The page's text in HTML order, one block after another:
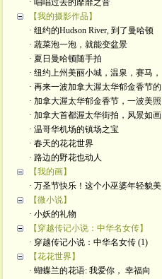
· 唱唱过去的靡靡之音
【我的摄影作品】
· 纽约的Hudson River, 到了曼哈顿
· 蔬菜泡一泡，就能变盆景
· 夏日曼哈顿随手拍
· 纽约上州美丽小城，温泉，赛马，
· 再来一波加拿大渥太华郁金香节的
· 加拿大渥太华郁金香节，一波美照
· 加拿大首都渥太华街拍，风景如画
· 温哥华机场的镇场之宝
· 春天的花花世界
· 路边的野花也动人
【我的画】
· 万圣节快乐！这个小巫婆年轻貌美
【微小说】
· 小妖的礼物
【穿越传记小说：中华名女传】
· 穿越传记小说：中华名女传 (1)
【花花世界】
· 蝴蝶兰的花语: 我爱你， 幸福向